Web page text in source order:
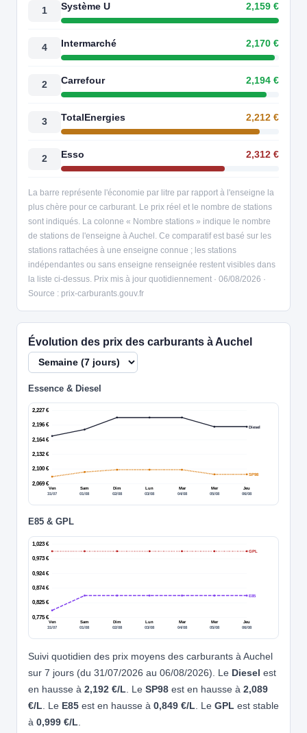
1 Système U 2,159 €
4 Intermarché 2,170 €
2 Carrefour 2,194 €
3 TotalEnergies 2,212 €
2 Esso 2,312 €
La barre représente l'économie par litre par rapport à l'enseigne la
plus chère pour ce carburant. Le prix réel et le nombre de stations
sont indiqués. La colonne « Nombre stations » indique le nombre
de stations de l'enseigne à Auchel. Ce comparatif est basé sur les
stations rattachées à une enseigne connue ; les stations
indépendantes ou sans enseigne renseignée restent visibles dans
la liste ci-dessus. Prix mis à jour quotidiennement · 06/08/2026 ·
Source : prix-carburants.gouv.fr
Évolution des prix des carburants à Auchel
Essence & Diesel
2,069 €
2,100 €
2,132 €
2,164 €
2,196 €
2,227 €
Ven
31/07
Sam
01/08
Dim
02/08
Lun
03/08
Mar
04/08
Mer
05/08
Jeu
06/08
Diesel
SP98
E85 & GPL
0,775 €
0,825 €
0,874 €
0,924 €
0,973 €
1,023 €
Ven
31/07
Sam
01/08
Dim
02/08
Lun
03/08
Mar
04/08
Mer
05/08
Jeu
06/08
E85
GPL
Suivi quotidien des prix moyens des carburants à Auchel
sur 7 jours (du 31/07/2026 au 06/08/2026). Le Diesel est
en hausse à 2,192 €/L. Le SP98 est en hausse à 2,089
€/L. Le E85 est en hausse à 0,849 €/L. Le GPL est stable
à 0,999 €/L.